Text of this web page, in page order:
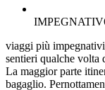
viaggi più
sentieri qualche
La maggior parte
bagaglio.